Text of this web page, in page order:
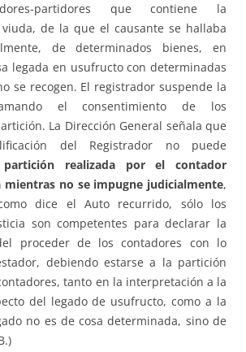
partidores que contiene la
de la que el causante se hallaba
de determinados bienes, en
legada en usufructo con determinadas
se recogen. El registrador suspende la
el consentimiento de los
La Dirección General señala que
del Registrador no puede
realizada por el contador
mientras no se impugne judicialmente,
dice el Auto recurrido, sólo los
son competentes para declarar la
proceder de los contadores con lo
debiendo estarse a la partición
tanto en la interpretación a la
del legado de usufructo, como a la
no es de cosa determinada, sino de